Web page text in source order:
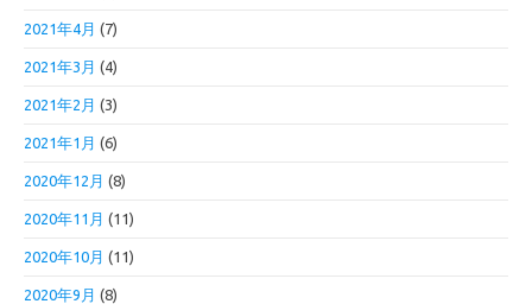
2021年4月 (7)
2021年3月 (4)
2021年2月 (3)
2021年1月 (6)
2020年12月 (8)
2020年11月 (11)
2020年10月 (11)
2020年9月 (8)